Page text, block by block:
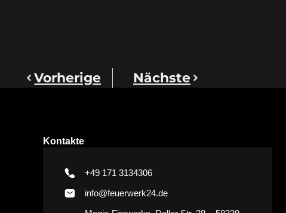
Vorherige Nächste
Kontakte
+49 171 3134306
info@feuerwerk24.de